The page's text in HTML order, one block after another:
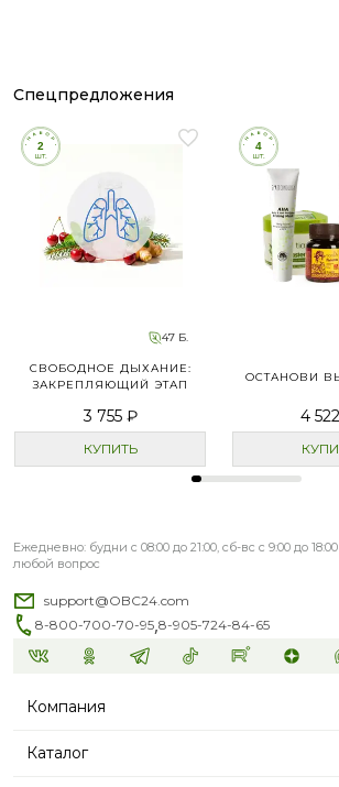
спецпредложения
47 Б.
СВОБОДНОЕ ДЫХАНИЕ:
ЗАКРЕПЛЯЮЩИЙ ЭТАП
3 755 ₽
КУПИТЬ
ОСТАНОВИ
4
Ежедневно: будни с 08:00 до 21:00, сб-вс с 9:00 до
любой вопрос
support@OBC24.com
8-800-700-70-95,8-905-724-84-65
Компания
Каталог